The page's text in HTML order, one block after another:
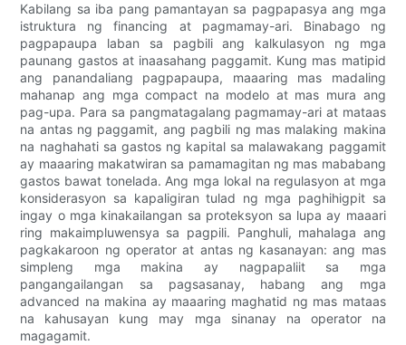
Kabilang sa iba pang pamantayan sa pagpapasya ang mga
istruktura ng financing at pagmamay-ari. Binabago ng
pagpapaupa laban sa pagbili ang kalkulasyon ng mga
paunang gastos at inaasahang paggamit. Kung mas matipid
ang panandaliang pagpapaupa, maaaring mas madaling
mahanap ang mga compact na modelo at mas mura ang
pag-upa. Para sa pangmatagalang pagmamay-ari at mataas
na antas ng paggamit, ang pagbili ng mas malaking makina
na naghahati sa gastos ng kapital sa malawakang paggamit
ay maaaring makatwiran sa pamamagitan ng mas mababang
gastos bawat tonelada. Ang mga lokal na regulasyon at mga
konsiderasyon sa kapaligiran tulad ng mga paghihigpit sa
ingay o mga kinakailangan sa proteksyon sa lupa ay maaari
ring makaimpluwensya sa pagpili. Panghuli, mahalaga ang
pagkakaroon ng operator at antas ng kasanayan: ang mas
simpleng mga makina ay nagpapaliit sa mga
pangangailangan sa pagsasanay, habang ang mga
advanced na makina ay maaaring maghatid ng mas mataas
na kahusayan kung may mga sinanay na operator na
magagamit.